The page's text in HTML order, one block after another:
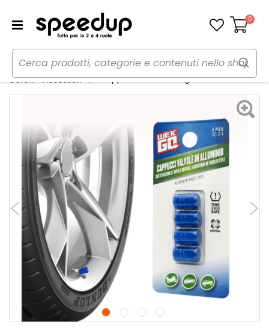
Carrello
0
Home Auto
Gomme, cerchi e freni
Cerchi - Accessori
Cappucci valvola Esagonali - WEKGO